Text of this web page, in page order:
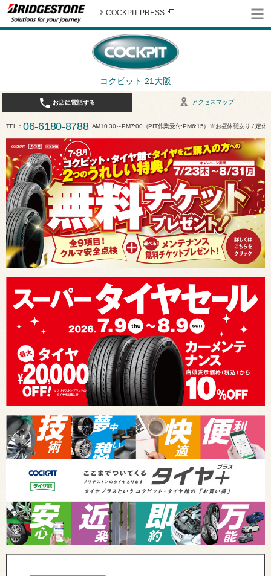
コクピット 21大阪
COCKPIT PRESS
アクセスマップ
お店に電話する
TEL 06-6180-8788 AM10:30～PM7:00（PIT作業受付:PM6:15）※お昼休憩あり / 定休